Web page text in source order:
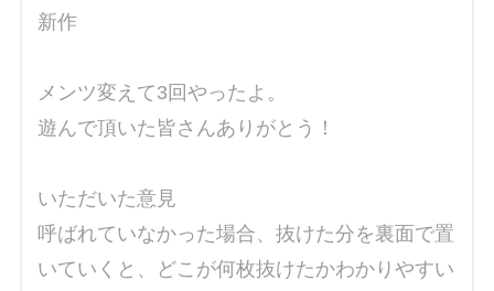
新作
メンツ変えて3回やったよ。
遊んで頂いた皆さんありがとう！
いただいた意見
呼ばれていなかった場合、抜けた分を裏面で置
いていくと、どこが何枚抜けたかわかりやすい